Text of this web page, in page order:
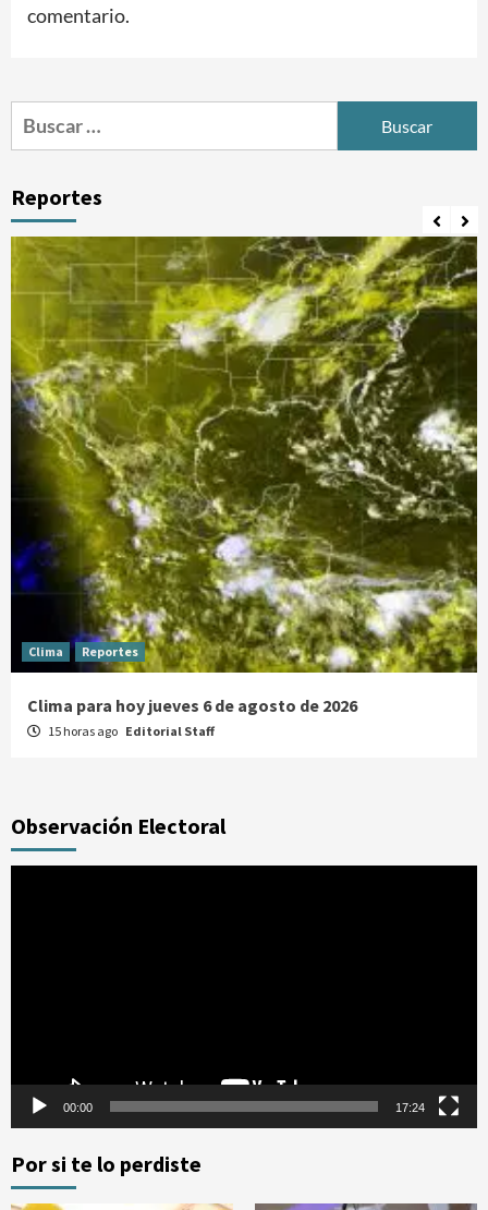
comentario.
Buscar:
Reportes
Clima Reportes
Clima para hoy jueves 6 de agosto de 2026
15 horas ago Editorial Staff
Observación Electoral
00:00 17:24
Por si te lo perdiste